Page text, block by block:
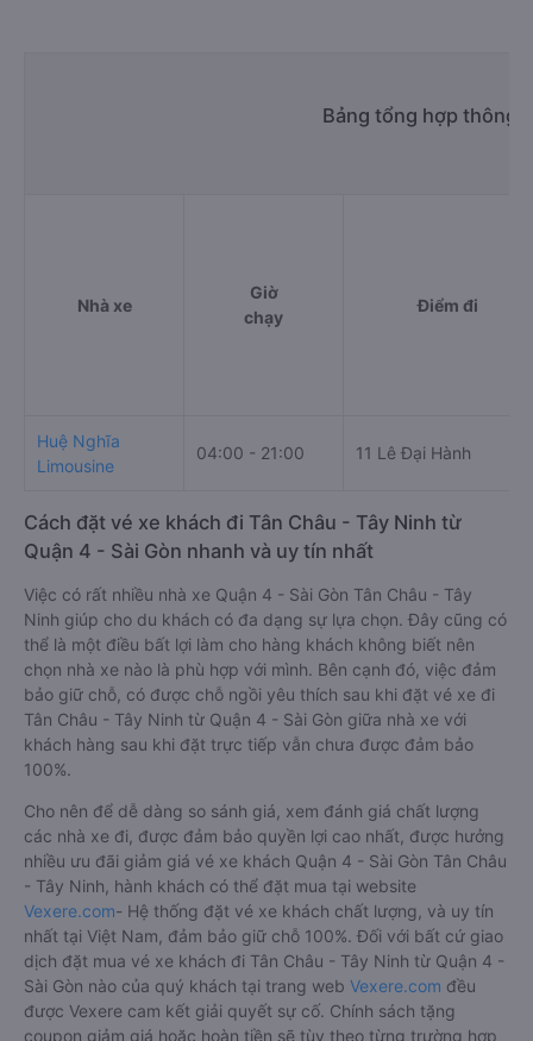
Bảng tổng hợp thông
Nhà xe
Giờ
chạy
Điểm đi
Huệ Nghĩa
Limousine
04:00 - 21:00 11 Lê Đại Hành
Cách đặt vé xe khách đi Tân Châu - Tây Ninh từ
Quận 4 - Sài Gòn nhanh và uy tín nhất
Việc có rất nhiều nhà xe Quận 4 - Sài Gòn Tân Châu - Tây
Ninh giúp cho du khách có đa dạng sự lựa chọn. Đây cũng có
thể là một điều bất lợi làm cho hàng khách không biết nên
chọn nhà xe nào là phù hợp với mình. Bên cạnh đó, việc đảm
bảo giữ chỗ, có được chỗ ngồi yêu thích sau khi đặt vé xe đi
Tân Châu - Tây Ninh từ Quận 4 - Sài Gòn giữa nhà xe với
khách hàng sau khi đặt trực tiếp vẫn chưa được đảm bảo
100%.
Cho nên để dễ dàng so sánh giá, xem đánh giá chất lượng
các nhà xe đi, được đảm bảo quyền lợi cao nhất, được hưởng
nhiều ưu đãi giảm giá vé xe khách Quận 4 - Sài Gòn Tân Châu
- Tây Ninh, hành khách có thể đặt mua tại website
Vexere.com- Hệ thống đặt vé xe khách chất lượng, và uy tín
nhất tại Việt Nam, đảm bảo giữ chỗ 100%. Đối với bất cứ giao
dịch đặt mua vé xe khách đi Tân Châu - Tây Ninh từ Quận 4 -
Sài Gòn nào của quý khách tại trang web Vexere.com đều
được Vexere cam kết giải quyết sự cố. Chính sách tặng
coupon giảm giá hoặc hoàn tiền sẽ tùy theo từng trường hợp